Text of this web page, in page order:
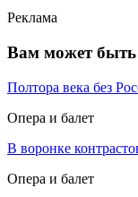
Реклама
Вам может быть
Полтора века без
Опера и балет
В воронке
Опера и балет